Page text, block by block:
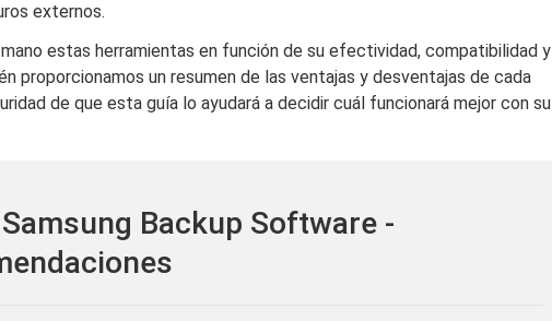
externos.
estas herramientas en función de su efectividad, compatibilidad y
proporcionamos un resumen de las ventajas y desventajas de cada
de que esta guía lo ayudará a decidir cuál funcionará mejor con su
Backup Software -